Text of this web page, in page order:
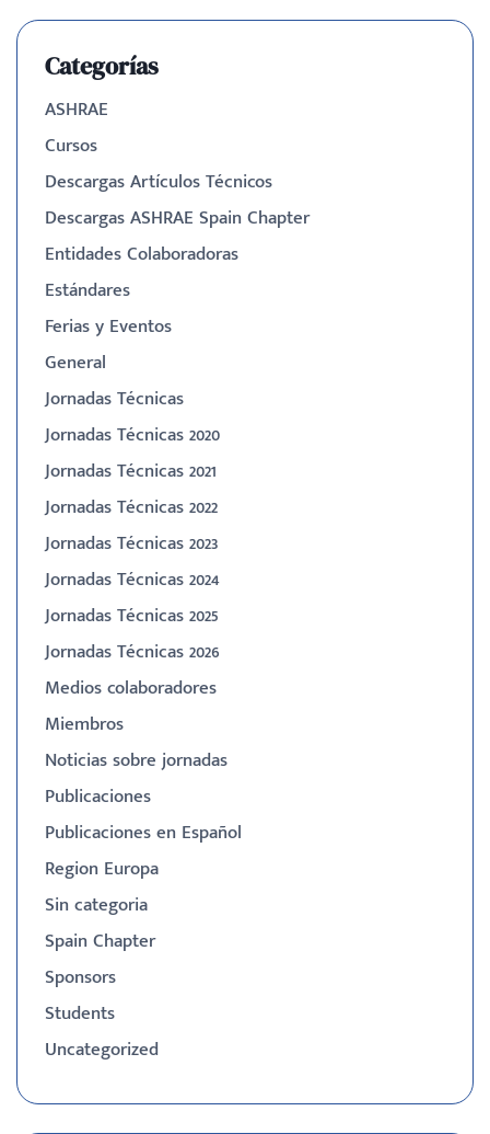
Categorías
ASHRAE
Cursos
Descargas Artículos Técnicos
Descargas ASHRAE Spain Chapter
Entidades Colaboradoras
Estándares
Ferias y Eventos
General
Jornadas Técnicas
Jornadas Técnicas 2020
Jornadas Técnicas 2021
Jornadas Técnicas 2022
Jornadas Técnicas 2023
Jornadas Técnicas 2024
Jornadas Técnicas 2025
Jornadas Técnicas 2026
Medios colaboradores
Miembros
Noticias sobre jornadas
Publicaciones
Publicaciones en Español
Region Europa
Sin categoria
Spain Chapter
Sponsors
Students
Uncategorized